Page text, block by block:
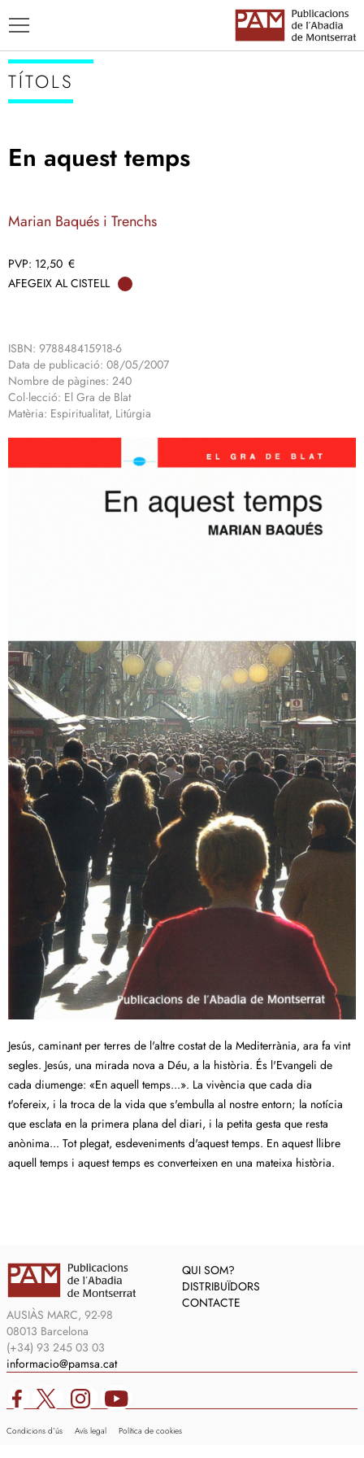
ENSENYAMENT CATALÀ
TÍTOLS
En aquest temps
Marian Baqués i Trenchs
12,50 €
AFEGEIX AL CISTELL
ISBN: 978848415918-6
Data de publicació: 08/05/2007
Nombre de pàgines: 240
Col·lecció: El Gra de Blat
Matèria: Espiritualitat, Litúrgia
Jesús, caminant per terres de l'altre costat de la Mediterrània, ara fa vint
segles. Jesús, una mirada nova a Déu, a la història. És l'Evangeli de
cada diumenge: «En aquell temps...». La vivència que cada dia
t'ofereix, i la troca de la vida que s'embulla al nostre entorn; la notícia
que esclata en la primera plana del diari, i la petita gesta que resta
anònima... Tot plegat, esdeveniments d'aquest temps. En aquest llibre
aquell temps i aquest temps es converteixen en una mateixa història.
AUSIÀS MARC, 92-98
08013 Barcelona
(+34) 93 245 03 03
informacio@pamsa.cat
QUI SOM?
DISTRIBUÏDORS
CONTACTE
Condicions d’ús Avís legal Política de cookies